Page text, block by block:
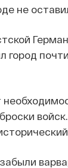
не
город